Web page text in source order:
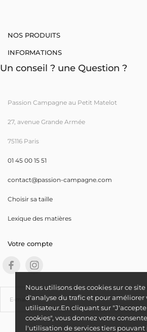
Nous utilisons des cookies sur ce site
d'analyse du trafic et pour améliorer
utilisateur.En cliquant sur
cookies", vous donnez votre
l'utilisation de services tiers pouvant
NOS PRODUITS
INFORMATIONS
Un conseil ? une Question ?
Passion Campagne au Petit Matelot
27, avenue Grande Armée
75116 Paris
01 45 00 15 51
contact@passion-campagne.com
Choisir sa taille
Lexique des matières
Votre compte